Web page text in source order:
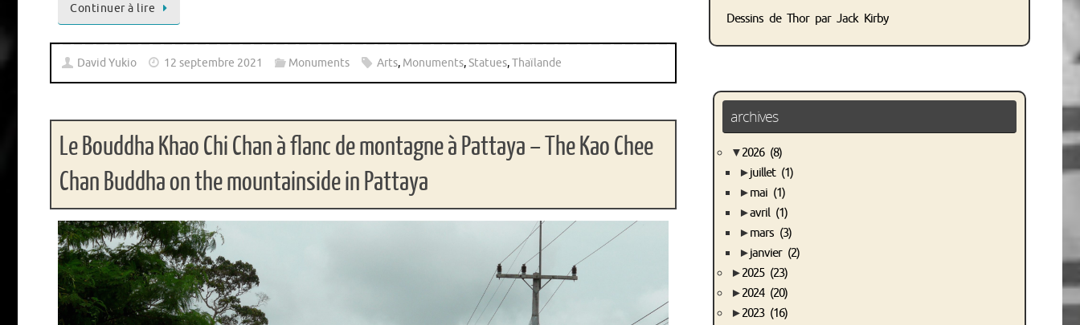
Continuer à lire
David Yukio 12 septembre 2021 Monuments Arts, Monuments,Statues,Thaïlande
Le Bouddha Khao Chi Chan à flanc de montagne à Pattaya – The Kao Chee
Chan Buddha on the mountainside in Pattaya
Dessins de Thor par Jack Kirby
archives
▼2026 (8)
►juillet (1)
►mai (1)
►avril (1)
►mars (3)
►janvier (2)
►2025 (23)
►2024 (20)
►2023 (16)